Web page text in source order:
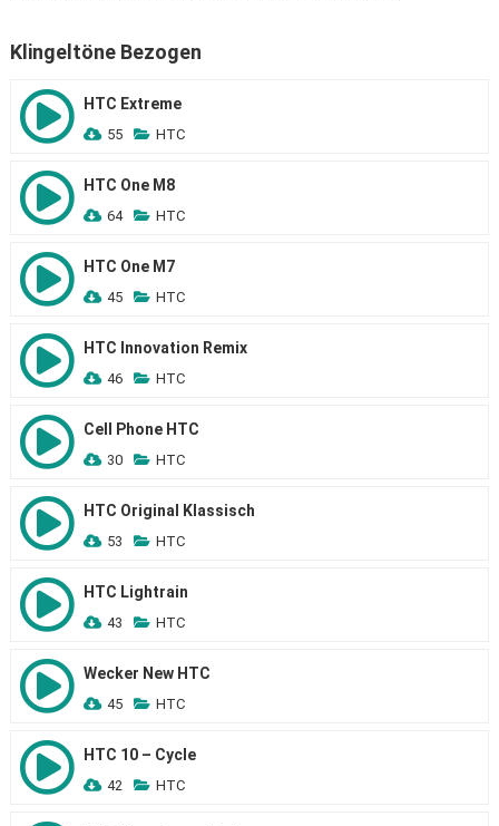
Klingeltöne Bezogen
HTC Extreme
55 HTC
HTC One M8
64 HTC
HTC One M7
45 HTC
HTC Innovation Remix
46 HTC
Cell Phone HTC
30 HTC
HTC Original Klassisch
53 HTC
HTC Lightrain
43 HTC
Wecker New HTC
45 HTC
HTC 10 – Cycle
42 HTC